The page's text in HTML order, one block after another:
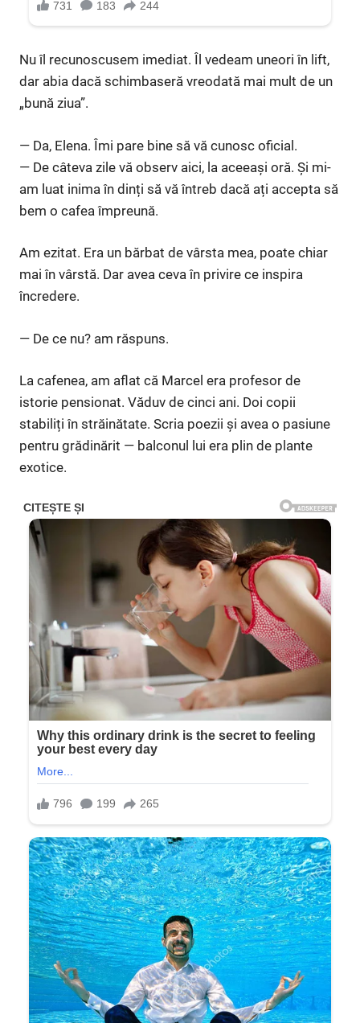
Nu îl recunoscusem imediat. Îl vedeam uneori în lift,
dar abia dacă schimbaseră vreodată mai mult de un
„bună ziua”.
— Da, Elena. Îmi pare bine să vă cunosc oficial.
— De câteva zile vă observ aici, la aceeași oră. Și mi-
am luat inima în dinți să vă întreb dacă ați accepta să
bem o cafea împreună.
Am ezitat. Era un bărbat de vârsta mea, poate chiar
mai în vârstă. Dar avea ceva în privire ce inspira
încredere.
— De ce nu? am răspuns.
La cafenea, am aflat că Marcel era profesor de
istorie pensionat. Văduv de cinci ani. Doi copii
stabiliți în străinătate. Scria poezii și avea o pasiune
pentru grădinărit — balconul lui era plin de plante
exotice.